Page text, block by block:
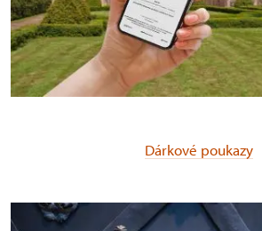
Dárkové poukazy